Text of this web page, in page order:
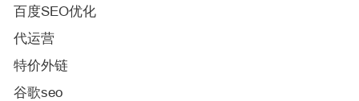
百度SEO优化
代运营
特价外链
谷歌seo